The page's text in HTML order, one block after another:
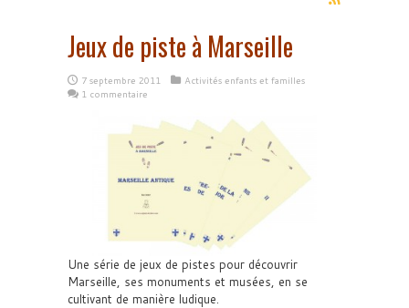
Jeux de piste à Marseille
7 septembre 2011
Activités enfants et familles
1 commentaire
Une série de jeux de pistes pour découvrir
Marseille, ses monuments et musées, en se
cultivant de manière ludique.